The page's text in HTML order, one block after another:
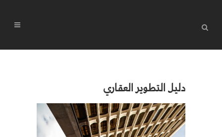
دليل التطوير العقاري